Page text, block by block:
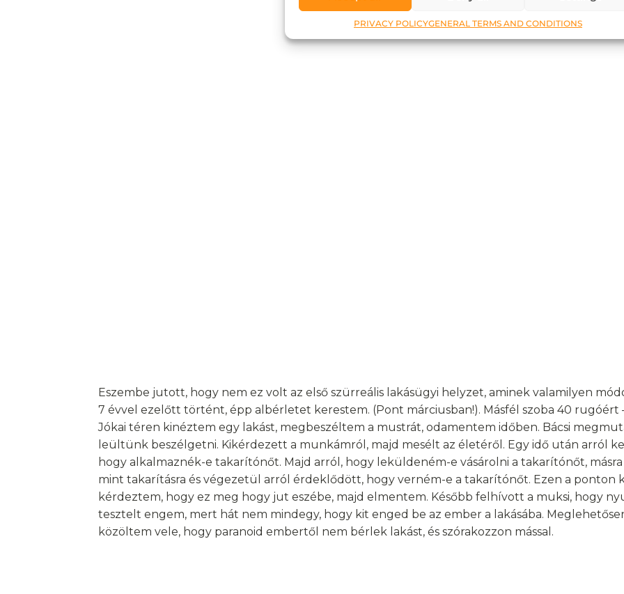
PRIVACY POLICYGENERAL TERMS AND CONDITIONS
Eszembe jutott, hogy nem ez volt az első szürreális lakásügyi helyzet, aminek valamilyen
7 évvel ezelőtt történt, épp albérletet kerestem. (Pont márciusban!). Másfél szoba 40 rugóért
Jókai téren kinéztem egy lakást, megbeszéltem a mustrát, odamentem időben. Bácsi
leültünk beszélgetni. Kikérdezett a munkámról, majd mesélt az életéről. Egy idő után arról
hogy alkalmaznék-e takarítónőt. Majd arról, hogy leküldeném-e vásárolni a takarítónőt, másra
mint takarításra és végezetül arról érdeklődött, hogy verném-e a takarítónőt. Ezen a ponton
kérdeztem, hogy ez meg hogy jut eszébe, majd elmentem. Később felhívott a muksi, hogy
tesztelt engem, mert hát nem mindegy, hogy kit enged be az ember a lakásába.
közöltem vele, hogy paranoid embertől nem bérlek lakást, és szórakozzon mással.